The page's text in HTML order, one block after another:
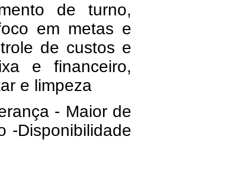
de turno,
em metas e
de custos e
e financeiro,
e limpeza
- Maior de
-Disponibilidade